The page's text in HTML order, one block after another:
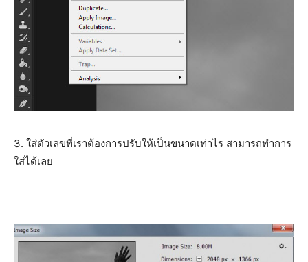
3. ใส่ตัวเลขที่เราต้องการปรับให้เป็นขนาดเท่าไร สามารถทำการ
ใส่ได้เลย